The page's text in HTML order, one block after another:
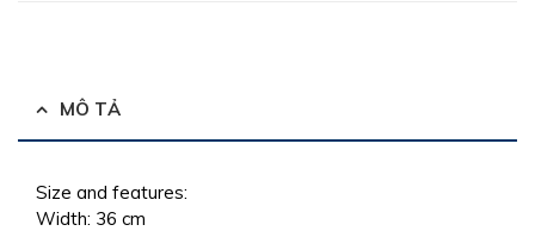
MÔ TẢ
Size and features:
Width: 36 cm